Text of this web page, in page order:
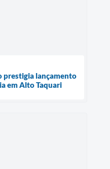
prestigia lançamento
em Alto Taquari